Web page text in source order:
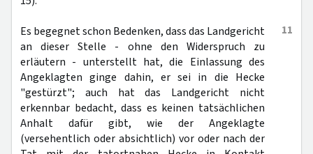
11
Es begegnet schon Bedenken, dass das Landgericht
an dieser Stelle - ohne den Widerspruch zu
erläutern - unterstellt hat, die Einlassung des
Angeklagten ginge dahin, er sei in die Hecke
"gestürzt"; auch hat das Landgericht nicht
erkennbar bedacht, dass es keinen tatsächlichen
Anhalt dafür gibt, wie der Angeklagte
(versehentlich oder absichtlich) vor oder nach der